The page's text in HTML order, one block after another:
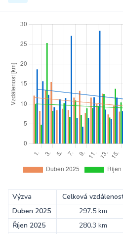
Výzva Celková
Duben 2025
297.5 km
Říjen 2025 280.3 km